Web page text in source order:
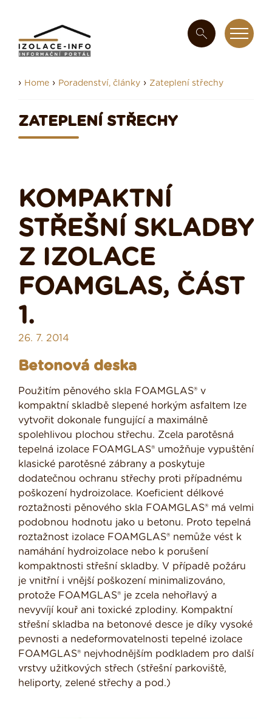
› Home › Poradenství, články › Zateplení střechy
ZATEPLENÍ STŘECHY
KOMPAKTNÍ
STŘEŠNÍ SKLADBY
Z IZOLACE
FOAMGLAS, ČÁST
1.
26. 7. 2014
Betonová deska
Použitím pěnového skla FOAMGLAS® v
kompaktní skladbě slepené horkým asfaltem lze
vytvořit dokonale fungující a maximálně
spolehlivou plochou střechu. Zcela parotěsná
tepelná izolace FOAMGLAS® umožňuje vypuštění
klasické parotěsné zábrany a poskytuje
dodatečnou ochranu střechy proti případnému
poškození hydroizolace. Koeficient délkové
roztažnosti pěnového skla FOAMGLAS® má velmi
podobnou hodnotu jako u betonu. Proto tepelná
roztažnost izolace FOAMGLAS® nemůže vést k
namáhání hydroizolace nebo k porušení
kompaktnosti střešní skladby. V případě požáru
je vnitřní i vnější poškození minimalizováno,
protože FOAMGLAS® je zcela nehořlavý a
nevyvíjí kouř ani toxické zplodiny. Kompaktní
střešní skladba na betonové desce je díky vysoké
pevnosti a nedeformovatelnosti tepelné izolace
FOAMGLAS® nejvhodnějším podkladem pro další
vrstvy užitkových střech (střešní parkoviště,
heliporty, zelené střechy a pod.)